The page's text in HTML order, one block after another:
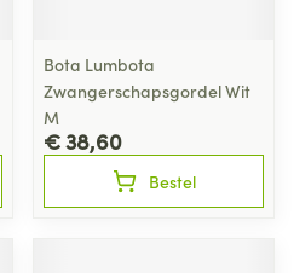
Bota Lumbota
Zwangerschapsgordel Wit
M
€ 38,60
Bestel